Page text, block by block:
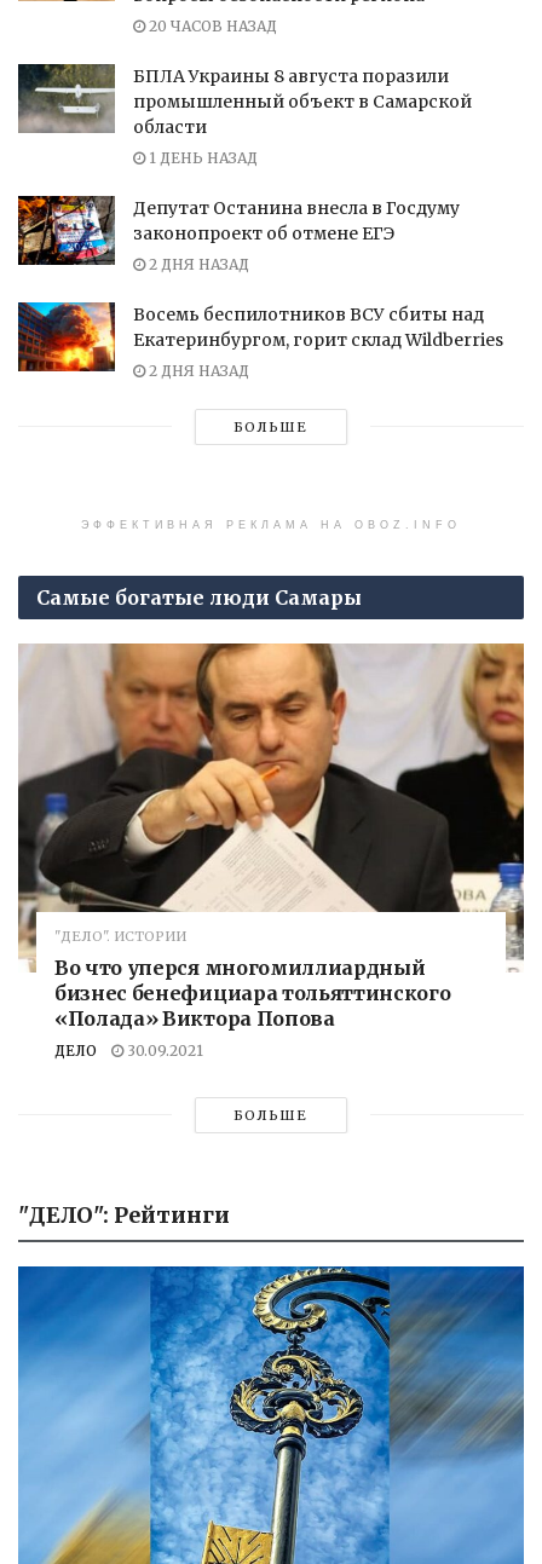
20 ЧАСОВ НАЗАД
БПЛА Украины 8 августа поразили
промышленный объект в Самарской
области
1 ДЕНЬ НАЗАД
Депутат Останина внесла в Госдуму
законопроект об отмене ЕГЭ
2 ДНЯ НАЗАД
Восемь беспилотников ВСУ сбиты над
Екатеринбургом, горит склад Wildberries
2 ДНЯ НАЗАД
БОЛЬШЕ
ЭФФЕКТИВНАЯ РЕКЛАМА НА OBOZ.INFO
Самые богатые люди Самары
"ДЕЛО". ИСТОРИИ
Во что уперся многомиллиардный
бизнес бенефициара тольяттинского
«Полада» Виктора Попова
ДЕЛО 30.09.2021
БОЛЬШЕ
"ДЕЛО": Рейтинги